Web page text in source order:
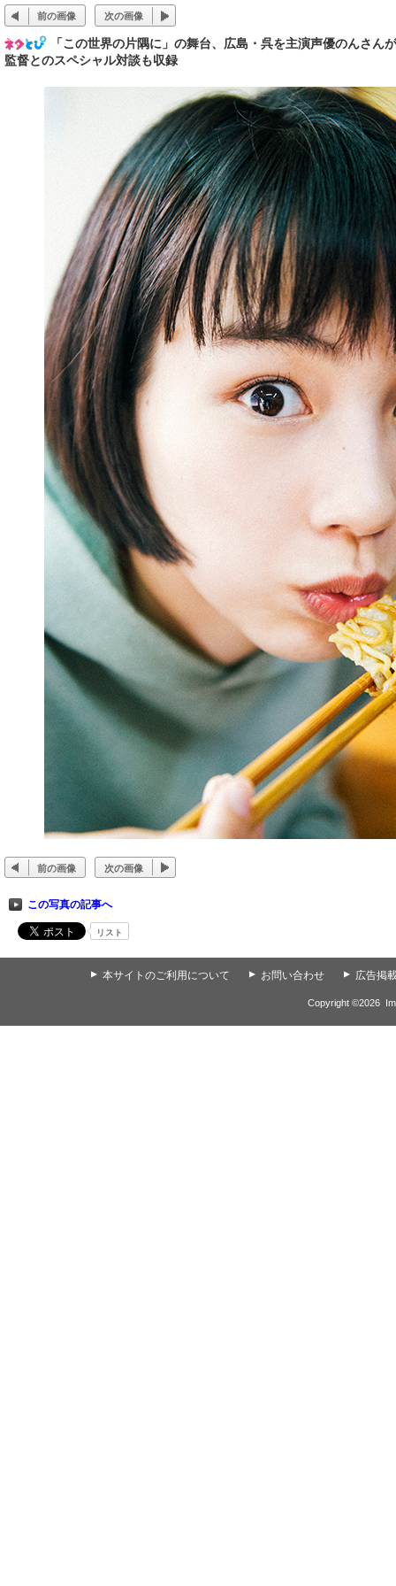
前の画像 次の画像
「この世界の片隅に」の舞台、広島・呉を主演声優のんさん
監督とのスペシャル対談も収録
前の画像 次の画像
この写真の記事へ
リスト
▲ 本サイトのご利用について ▲ お問い合わせ ▲ 広告掲
Copyright ©2026